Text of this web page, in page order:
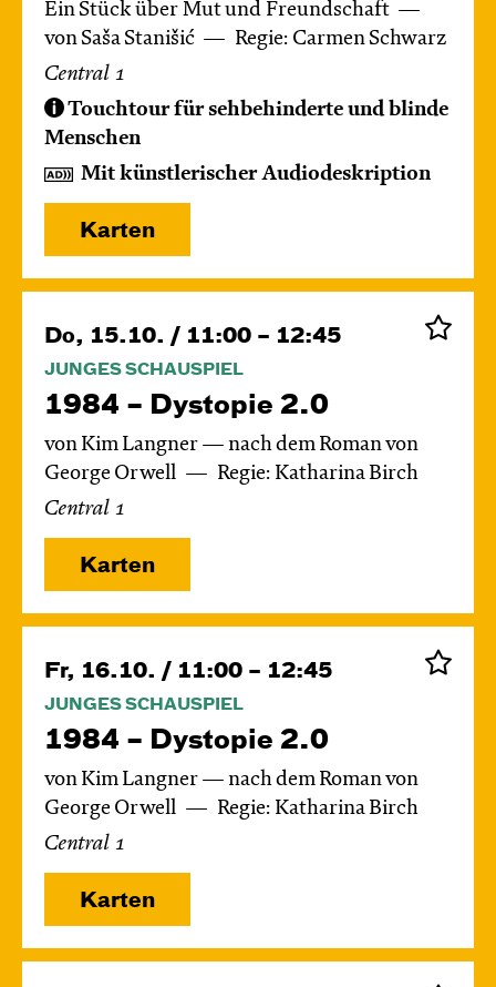
Ein Stück über Mut und Freundschaft
von Saša Stanišić
Regie: Carmen Schwarz
Central 1
Touchtour für sehbehinderte und blinde
Menschen
Mit künstlerischer Audiodeskription
Karten
Do, 15.10. / 11:00 – 12:45
JUNGES SCHAUSPIEL
1984 – Dystopie 2.0
von Kim Langner — nach dem Roman von
George Orwell
Regie: Katharina Birch
Central 1
Karten
Fr, 16.10. / 11:00 – 12:45
JUNGES SCHAUSPIEL
1984 – Dystopie 2.0
von Kim Langner — nach dem Roman von
George Orwell
Regie: Katharina Birch
Central 1
Karten